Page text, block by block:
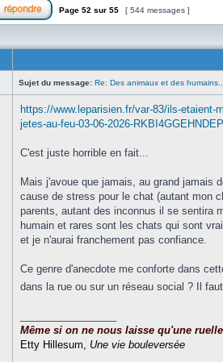
Page 52 sur 55 [ 544 messages ]
Sujet du message: Re: Des animaux et des humains...
https://www.leparisien.fr/var-83/ils-etaient-
jetes-au-feu-03-06-2026-
C'est juste horrible en fait...
Mais j'avoue que jamais, au grand jamais
cause de stress pour le chat (autant mon
parents, autant des inconnus il se sentira
humain et rares sont les chats qui sont
et je n'aurai franchement pas confiance.
Ce genre d'anecdote me conforte dans
dans la rue ou sur un réseau social ? Il
Même si on ne nous laisse qu'une
Etty Hillesum, Une vie bouleversée